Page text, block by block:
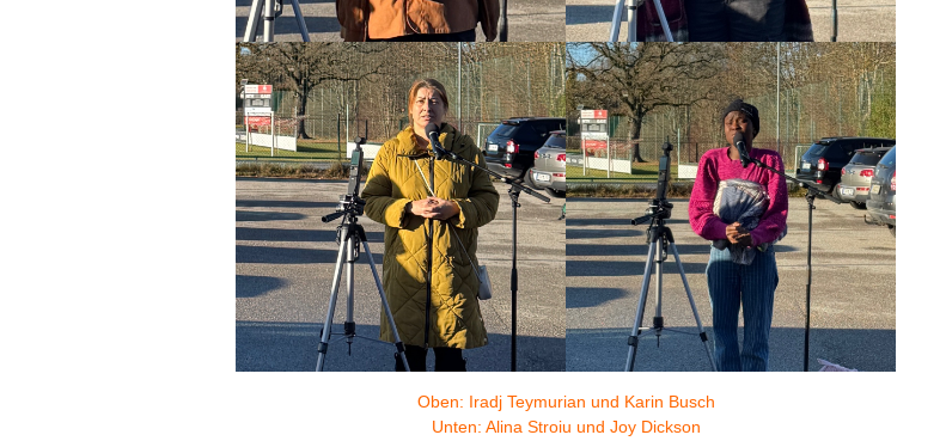
Oben: Iradj Teymurian und Karin Busch
Unten: Alina Stroiu und Joy Dickson